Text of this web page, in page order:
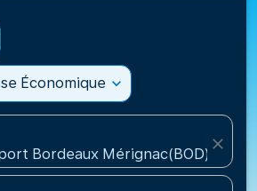
Économique expand_more
Bordeaux Mérignac(BOD),
close